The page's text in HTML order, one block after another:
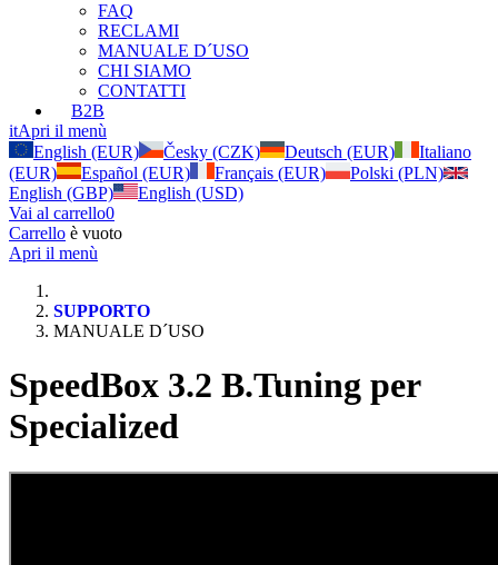
FAQ
RECLAMI
MANUALE D´USO
CHI SIAMO
CONTATTI
B2B
itApri il menù
English (EUR)
Česky (CZK) Deutsch (EUR)
Italiano
(EUR)
Español (EUR) Français (EUR)
Polski (PLN)
English (GBP)
English (USD)
Vai al carrello0
Carrello è vuoto
Apri il menù
SUPPORTO
MANUALE D´USO
SpeedBox 3.2 B.Tuning per
Specialized